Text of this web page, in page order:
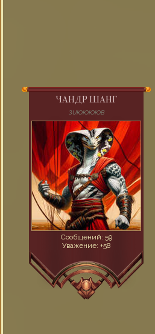
ЧАНДР ШАНГ
ЗUЮЮЮЮВ
Сообщений: 59
Уважение: +58